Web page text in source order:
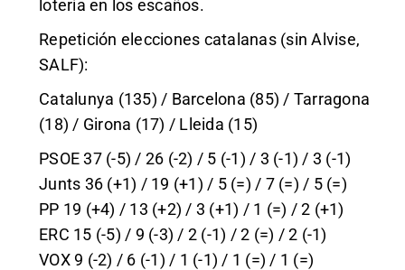
lotería en los escaños.
Repetición elecciones catalanas (sin Alvise,
SALF):
Catalunya (135) / Barcelona (85) / Tarragona
(18) / Girona (17) / Lleida (15)
PSOE 37 (-5) / 26 (-2) / 5 (-1) / 3 (-1) / 3 (-1)
Junts 36 (+1) / 19 (+1) / 5 (=) / 7 (=) / 5 (=)
PP 19 (+4) / 13 (+2) / 3 (+1) / 1 (=) / 2 (+1)
ERC 15 (-5) / 9 (-3) / 2 (-1) / 2 (=) / 2 (-1)
VOX 9 (-2) / 6 (-1) / 1 (-1) / 1 (=) / 1 (=)